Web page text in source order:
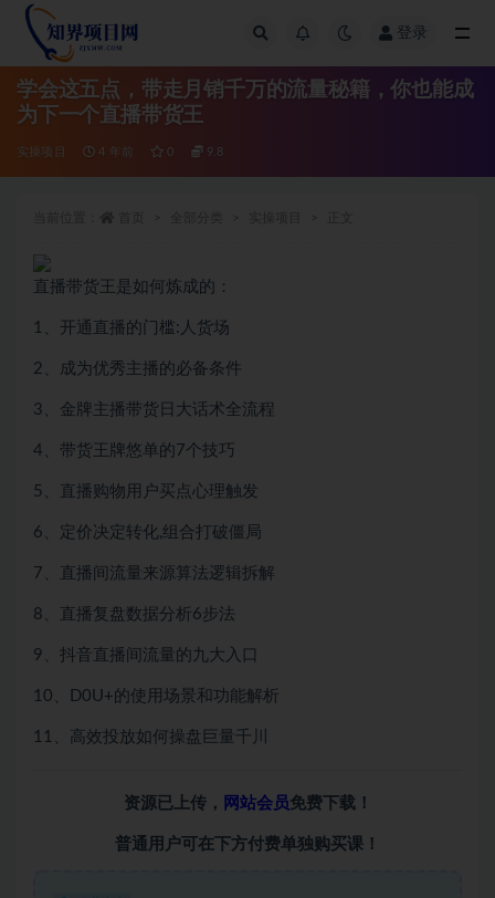
登录
学会这五点，带走月销千万的流量秘籍，你也能成
为下一个直播带货王
实操项目 4 年前 0 9.8
直播带货王是如何炼成的：
1、开通直播的门槛:人货场
2、成为优秀主播的必备条件
3、金牌主播带货日大话术全流程
4、带货王牌悠单的7个技巧
5、直播购物用户买点心理触发
6、定价决定转化,组合打破僵局
7、直播间流量来源算法逻辑拆解
8、直播复盘数据分析6步法
9、抖音直播间流量的九大入口
10、D0U+的使用场景和功能解析
11、高效投放如何操盘巨量千川
资源已上传， 网站会员免费下载！
普通用户可在下方付费单独购买课！